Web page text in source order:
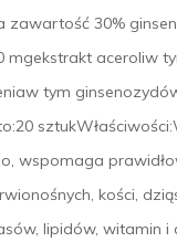
30%
mgekstrakt aceroliw
tym
wspomaga
kości,
lipidów, witamin